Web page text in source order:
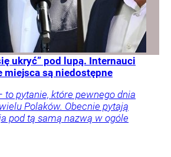
ukryć” pod lupą. Internauci
miejsca są niedostępne
to pytanie, które pewnego dnia
Polaków. Obecnie pytają
pod tą samą nazwą w ogóle